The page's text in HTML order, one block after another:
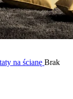
na ścianę Brak